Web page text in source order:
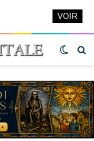
Switch
VOIR